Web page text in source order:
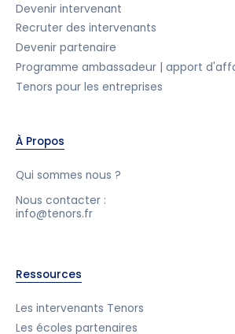
Devenir intervenant
Recruter des intervenants
Devenir partenaire
Programme ambassadeur | apport
Tenors pour les entreprises
À Propos
Qui sommes nous ?
Nous contacter :
info@tenors.fr
Ressources
Les intervenants Tenors
Les écoles partenaires